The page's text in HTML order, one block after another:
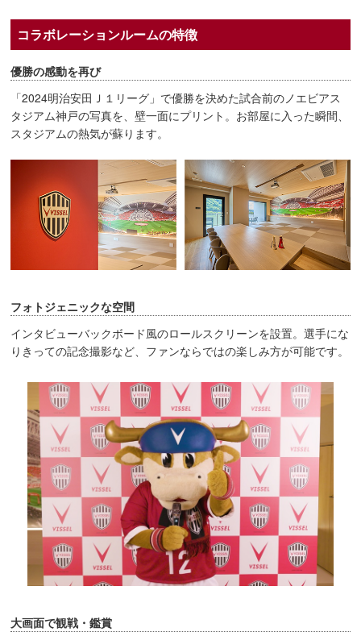
コラボレーションルームの特徴
優勝の感動を再び
「2024明治安田Ｊ１リーグ」で優勝を決めた試合前のノエビアス
タジアム神戸の写真を、壁一面にプリント。お部屋に入った瞬間、
スタジアムの熱気が蘇ります。
フォトジェニックな空間
インタビューバックボード風のロールスクリーンを設置。選手にな
りきっての記念撮影など、ファンならではの楽しみ方が可能です。
大画面で観戦・鑑賞